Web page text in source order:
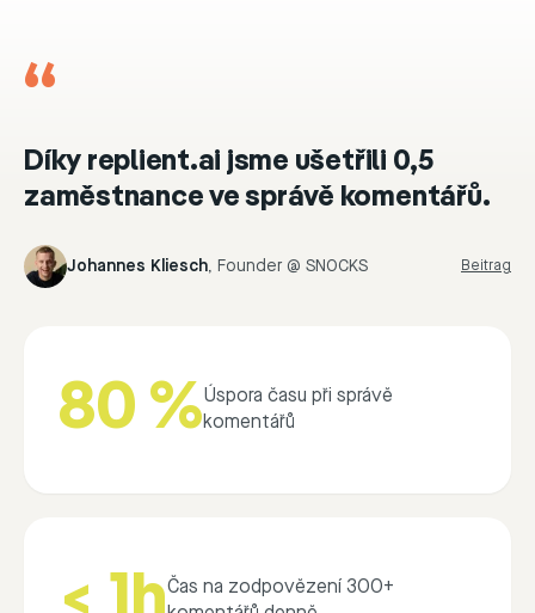
“
Díky replient.ai jsme ušetřili 0,5
zaměstnance ve správě komentářů.
Johannes Kliesch, Founder @ SNOCKS Beitrag
80 %Úspora času při správě
komentářů
Čas na zodpovězení 300+